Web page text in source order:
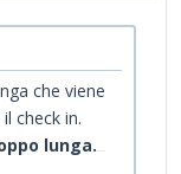
che viene
check in.
lunga.